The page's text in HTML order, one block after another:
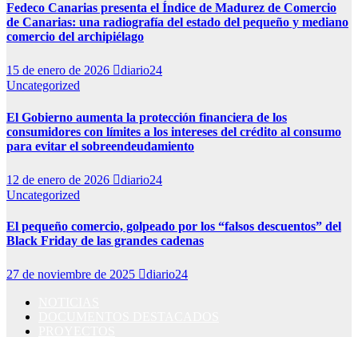
Fedeco Canarias presenta el Índice de Madurez de Comercio
de Canarias: una radiografía del estado del pequeño y mediano
comercio del archipiélago
15 de enero de 2026
diario24
Uncategorized
El Gobierno aumenta la protección financiera de los
consumidores con límites a los intereses del crédito al consumo
para evitar el sobreendeudamiento
12 de enero de 2026
diario24
Uncategorized
El pequeño comercio, golpeado por los “falsos descuentos” del
Black Friday de las grandes cadenas
27 de noviembre de 2025 diario24